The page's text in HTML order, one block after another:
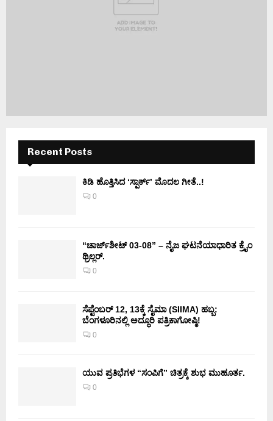
Recent Posts
ಕಿಡಿ‌‌ ಹೊತ್ತಿಸಿದ ‘ಸ್ಪಾರ್ಕ್’ ಮೊದಲ‌ ಗೀತೆ..!
0
“ಚಾರ್ಜ್‌ಶೀಟ್ 03-08” – ನೈಜ ಘಟನೆಯಾಧಾರಿತ ಕ್ರೈಂ
ಥ್ರಿಲ್ಲರ್.
0
ಸೆಪ್ಟೆಂಬರ್ 12, 13ಕ್ಕೆ ಸೈಮಾ (SIIMA) ಹಬ್ಬ:
ಬೆಂಗಳೂರಿನಲ್ಲಿ ಅದ್ಧೂರಿ ಪತ್ರಿಕಾಗೋಷ್ಠಿ!
0
ಯುವ ಪ್ರತಿಭೆಗಳ “ಸಂಪಿಗೆ” ಚಿತ್ರಕ್ಕೆ ಶುಭ ಮುಹೂರ್ತ.
0